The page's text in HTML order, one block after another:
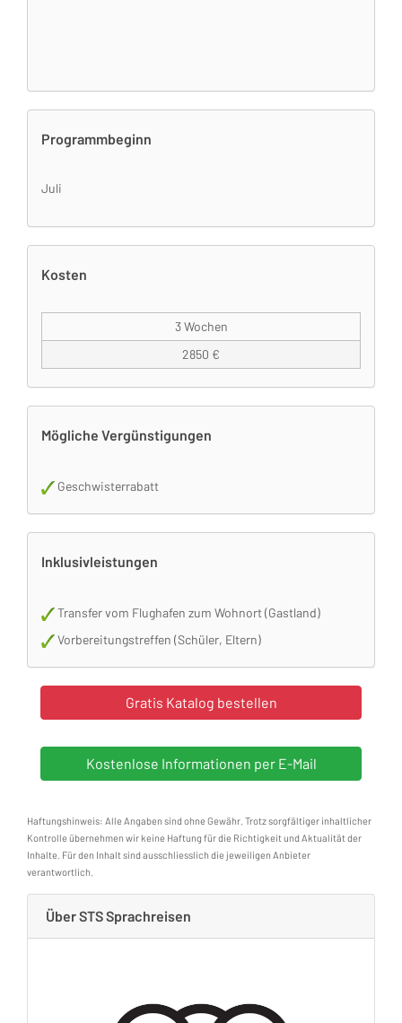
Programmbeginn
Juli
Kosten
3 Wochen
2850 €
Mögliche Vergünstigungen
Geschwisterrabatt
Inklusivleistungen
Transfer vom Flughafen zum Wohnort (Gastland)
Vorbereitungstreffen (Schüler, Eltern)
Haftungshinweis: Alle Angaben sind ohne Gewähr. Trotz sorgfältiger inhaltlicher
Kontrolle übernehmen wir keine Haftung für die Richtigkeit und Aktualität der
Inhalte. Für den Inhalt sind ausschliesslich die jeweiligen Anbieter
verantwortlich.
Über STS Sprachreisen